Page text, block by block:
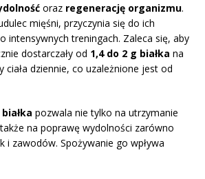
oraz regenerację organizmu.
mięśni, przyczynia się do ich
intensywnych treningach. Zaleca się, aby
dostarczały od 1,4 do 2 g białka na
ciała dziennie, co uzależnione jest od
pozwala nie tylko na utrzymanie
na poprawę wydolności zarówno
i zawodów. Spożywanie go wpływa